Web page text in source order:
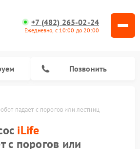
+7 (482) 265-02-24
Ежедневно, с 10:00 до 20:00
Позвонить
падает с порогов или лестниц
iLife
с порогов или